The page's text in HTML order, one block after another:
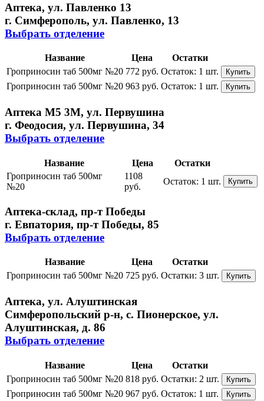
Аптека, ул. Павленко 13
г. Симферополь, ул. Павленко, 13
Выбрать отделение
Название Цена
Остатки
Гроприносин таб 500мг №20 772 руб. Остаток: 1 шт. Купить
Гроприносин таб 500мг №20 963 руб. Остаток: 1 шт. Купить
Аптека М5 3М, ул. Первушина
г. Феодосия, ул. Первушина, 34
Выбрать отделение
Название Цена
Остатки
Гроприносин таб 500мг
№20
1108
руб.
Остаток: 1 шт. Купить
Аптека-склад, пр-т Победы
г. Евпатория, пр-т Победы, 85
Выбрать отделение
Название Цена
Остатки
Гроприносин таб 500мг №20 725 руб. Остатки: 3 шт. Купить
Аптека, ул. Алуштинская
Симферопольский р-н, с. Пионерское, ул.
Алуштинская, д. 86
Выбрать отделение
Название Цена
Остатки
Гроприносин таб 500мг №20 818 руб. Остатки: 2 шт. Купить
Гроприносин таб 500мг №20 967 руб. Остаток: 1 шт. Купить